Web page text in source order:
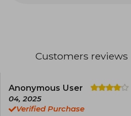
health. She lives in
Customers reviews
Anonymous User
04, 2025
Verified Purchase